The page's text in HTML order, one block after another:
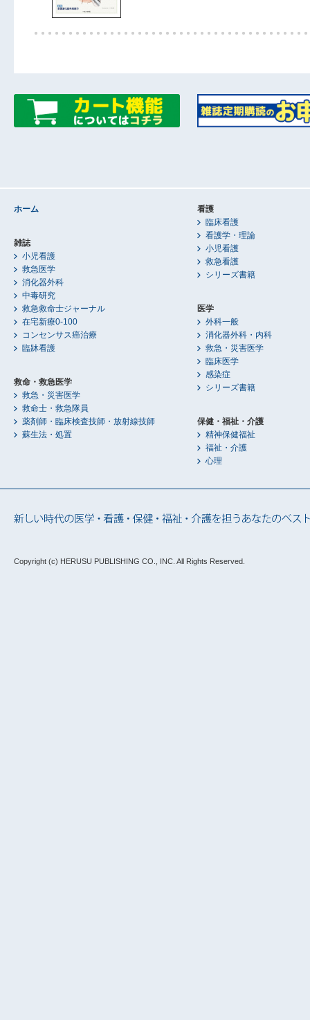
ホーム
雑誌
小児看護
救急医学
消化器外科
中毒研究
救急救命士ジャーナル
在宅新療0-100
コンセンサス癌治療
臨牀看護
救命・救急医学
救急・災害医学
救命士・救急隊員
薬剤師・臨床検査技師・放射線技師
蘇生法・処置
看護
臨床看護
看護学・理論
小児看護
救急看護
シリーズ書籍
医学
外科一般
消化器外科・内科
救急・災害医学
臨床医学
感染症
シリーズ書籍
保健・福祉・介護
精神保健福祉
福祉・介護
心理
Copyright (c) HERUSU PUBLISHING CO., INC. All Rights Reserved.